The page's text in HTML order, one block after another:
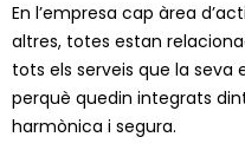
En l’empresa cap àrea
altres, totes estan
tots els serveis que la seva
perquè quedin integrats
harmònica i segura.